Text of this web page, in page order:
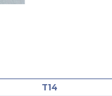
T14